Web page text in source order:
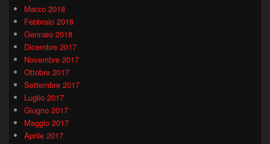
Marzo 2018
Febbraio 2018
Gennaio 2018
Dicembre 2017
Novembre 2017
Ottobre 2017
Settembre 2017
Luglio 2017
Giugno 2017
Maggio 2017
Aprile 2017